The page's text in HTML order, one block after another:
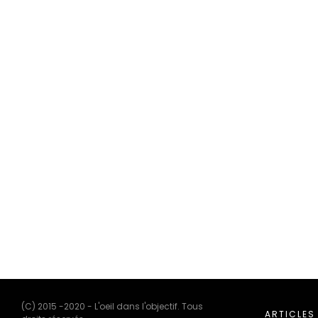
(C) 2015 -2020 - L'oeil dans l'objectif. Tous
ARTICLES